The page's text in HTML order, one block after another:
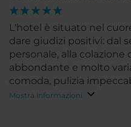
L'hotel è situato nel
dare giudizi positivi: dal
personale, alla colazione
abbondante e molto
comoda, pulizia
di alta qualità. Non da
Mostra informazioni